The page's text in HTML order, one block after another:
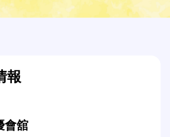
報
會舘